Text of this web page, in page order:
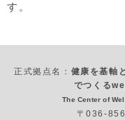
す。
正式拠点名： 健康を基軸
でつくる
The Center of
〒036-